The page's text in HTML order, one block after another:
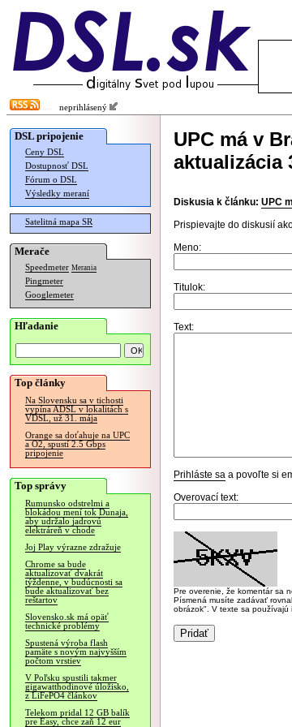
neprihlásený
DSL pripojenie
Ceny DSL
Dostupnosť DSL
Fórum o DSL
Výsledky meraní
Satelitná mapa SR
Merače
Speedmeter Merania
Pingmeter
Googlemeter
Hľadanie
Top články
Na Slovensku sa v tichosti
vypína ADSL v lokalitách s
VDSL, už 31. mája
Orange sa doťahuje na UPC
a O2, spustí 2.5 Gbps
pripojenie
Top správy
Rumunsko odstrelmi a
blokádou mení tok Dunaja,
aby udržalo jadrovú
elektráreň v chode
Joj Play výrazne zdražuje
Chrome sa bude
aktualizovať dvakrát
týždenne, v budúcnosti sa
bude aktualizovať bez
reštartov
Slovensko.sk má opäť
technické problémy
Spustená výroba flash
pamäte s novým najvyšším
počtom vrstiev
V Poľsku spustili takmer
gigawatthodinové úložisko,
z LiFePO4 článkov
Telekom pridal 12 GB balík
pre Easy, chce zaň 12 eur
UPC má v
aktualizácia
Diskusia k článku: UPC
Prispievajte do diskusií
Meno:
Titulok:
Text:
Prihláste sa a povoľte si
Overovací text:
Pre overenie, že komentár sa
Písmená musíte zadávať
obrázok". V texte sa používajú